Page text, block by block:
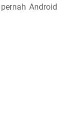
Android